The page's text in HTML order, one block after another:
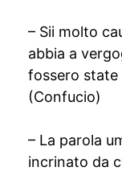
– Sii molto
abbia a
fossero state
(Confucio)
– La parola
incrinato da